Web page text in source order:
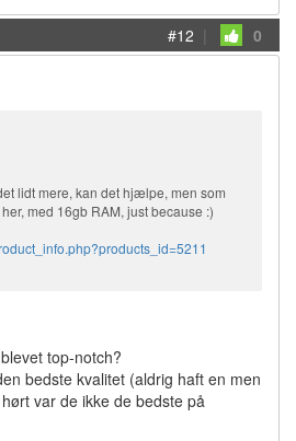
#12 | 0
lidt mere, kan det hjælpe, men som
med 16gb RAM, just because :)
top-notch?
bedste kvalitet (aldrig haft en men
var de ikke de bedste på